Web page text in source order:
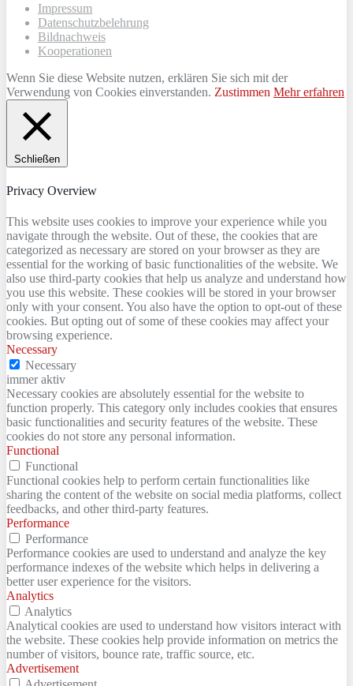
Impressum
Datenschutzbelehrung
Bildnachweis
Kooperationen
Wenn Sie diese Website nutzen, erklären Sie sich mit der
Verwendung von Cookies einverstanden. Zustimmen Mehr erfahren
Schließen
Privacy Overview
This website uses cookies to improve your experience while you
navigate through the website. Out of these, the cookies that are
categorized as necessary are stored on your browser as they are
essential for the working of basic functionalities of the website. We
also use third-party cookies that help us analyze and understand how
you use this website. These cookies will be stored in your browser
only with your consent. You also have the option to opt-out of these
cookies. But opting out of some of these cookies may affect your
browsing experience.
Necessary
Necessary
immer aktiv
Necessary cookies are absolutely essential for the website to
function properly. This category only includes cookies that ensures
basic functionalities and security features of the website. These
cookies do not store any personal information.
Functional
Functional
Functional cookies help to perform certain functionalities like
sharing the content of the website on social media platforms, collect
feedbacks, and other third-party features.
Performance
Performance
Performance cookies are used to understand and analyze the key
performance indexes of the website which helps in delivering a
better user experience for the visitors.
Analytics
Analytics
Analytical cookies are used to understand how visitors interact with
the website. These cookies help provide information on metrics the
number of visitors, bounce rate, traffic source, etc.
Advertisement